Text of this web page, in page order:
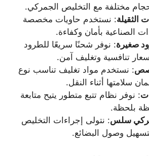
مختلفة مع التخليص الجمركي.
الثقيلة: نستخدم حاويات مخصصة
الصناعية بأمان وكفاءة.
صغيرة: نوفر شحنًا سريعًا للطرود
تنافسية وتغليف آمن.
: نستخدم مواد تغليف تناسب نوع
سلامتها أثناء النقل.
: نوفر نظام تتبع متطور يتيح متابعة
بلحظة.
سلس: نتولى إجراءات التخليص
وصول البضائع.